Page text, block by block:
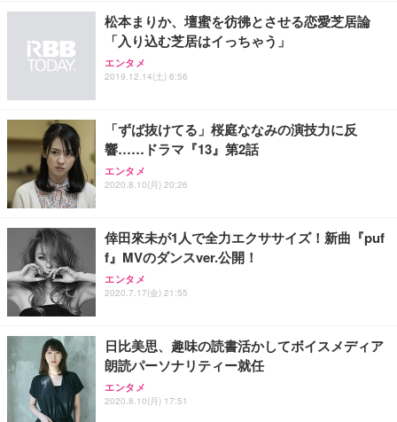
ョン PCチェア 通気性メッシュ ゲーミング/勉強/事
務用 おしゃれ パソコンチェア (ブラック)
Sezlife オフィスチェア デスクチェア 疲れない テレ
ワーク チェア 強化バックレスト 30度ロッキング機
能 人間工学 椅子 腰サポート 90度跳ね上げ式アーム
務用 おしゃれ パソコンチェア (ホワイト)
ANDWINT オフィスチェア デスクチェア 肘なし メ
ッシュ 通気性 ランバーサポート付き 腰サポート ガ
ス圧無段階昇降 360度回転 キャスター付き コンパク
【整備済み品】Dell E2724HS 27インチ 液晶モニタ
ー フルHD（1920×1080）VA 非光沢 HDMI/DisplayP
ort/VGA スピーカー内蔵 高さ調整 スイベル VESA対
【MiniLED/24.5inch/280Hz/FHD】GRAPHT THE S
HOOTER Gaming Monitor 24” Essential ゲーミン
グモニター QD 24.5インチ 1ms FHD 量子ドット 残
Smart Basic(スマートベーシック) 【Amazon.co.jp
限定】 Smart Basic アイリスオーヤマ ペットシーツ
超厚型 お徳用 ワイド 100枚入 (x 1) (ケース販売)
アイリスオーヤマ ペットシーツ 超厚型 お徳用 レギ
ュラー 200枚入【Amazon.co.jp限定】
松本まりか、壇蜜を彷彿とさせる恋愛芝居論
「入り込む芝居はイっちゃう」
エンタメ
2019.12.14(土) 6:56
「ずば抜けてる」桜庭ななみの演技力に反
響……ドラマ『13』第2話
エンタメ
2020.8.10(月) 20:26
倖田來未が1人で全力エクササイズ！新曲『puf
f』MVのダンスver.公開！
エンタメ
2020.7.17(金) 21:55
日比美思、趣味の読書活かしてボイスメディア
朗読パーソナリティー就任
エンタメ
2020.8.10(月) 17:51